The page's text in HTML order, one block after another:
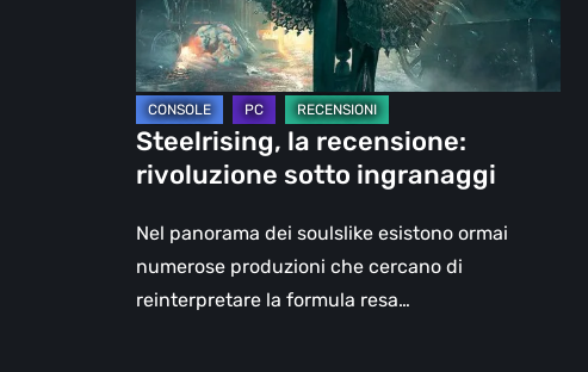
Steelrising, la recensione:
rivoluzione sotto ingranaggi
Nel panorama dei soulslike esistono ormai
numerose produzioni che cercano di
reinterpretare la formula resa…